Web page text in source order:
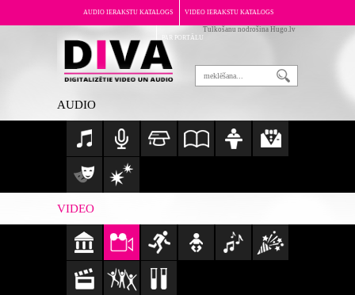
AUDIO IERAKSTU KATALOGS VIDEO IERAKSTU KATALOGS
PAR PORTĀLU
Tulkošanu nodrošina Hugo.lv
AUDIO
VIDEO